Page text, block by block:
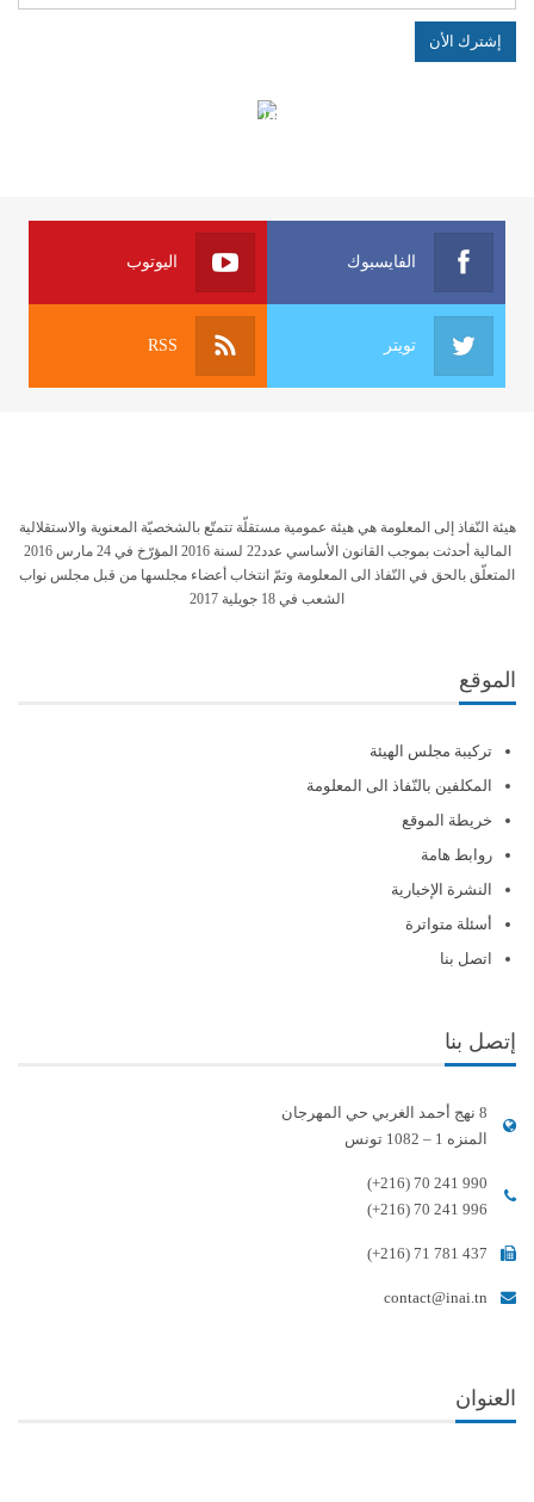
الهياكل الخاضعة لقانون النفاذ إلى المعلومة
الفايسبوك اليوتوب
تويتر RSS
هيئة النّفاذ إلى المعلومة هي هيئة عمومية مستقلّة تتمتّع بالشخصيّة المعنوية والاستقلالية
المالية أحدثت بموجب القانون الأساسي عدد22 لسنة 2016 المؤرّخ في 24 مارس 2016
المتعلّق بالحق في النّفاذ الى المعلومة وتمّ انتخاب أعضاء مجلسها من قبل مجلس نواب
الشعب في 18 جويلية 2017
الموقع
تركيبة مجلس الهيئة
المكلفين بالنّفاذ الى المعلومة
خريطة الموقع
روابط هامة
النشرة الإخبارية
أسئلة متواترة
اتصل بنا
إتصل بنا
8 نهج أحمد الغربي حي المهرجان
المنزه 1 – 1082 تونس
(+216) 70 241 990
(+216) 70 241 996
(+216) 71 781 437
contact@inai.tn
العنوان